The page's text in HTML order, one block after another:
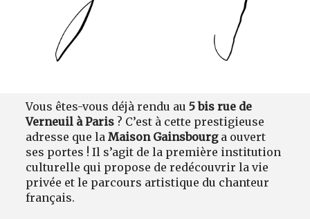
Vous êtes-vous déjà rendu au5 bis rue de
Verneuil à Paris ? C’est à cette prestigieuse
adresse que laMaison Gainsbourga ouvert
ses portes ! Il s’agit de la première institution
culturelle qui propose de redécouvrir la vie
privée et le parcours artistique du chanteur
français.